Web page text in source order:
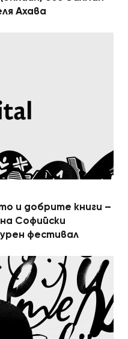
Ахава
и добрите книги –
Софийски
фестивал